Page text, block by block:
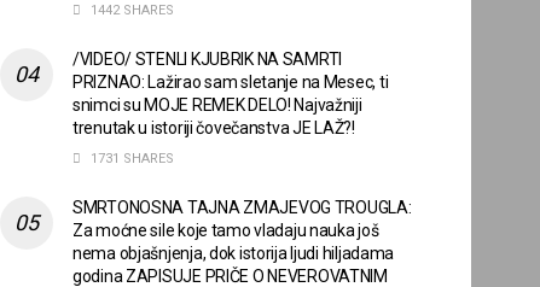
1442 SHARES
/VIDEO/ STENLI KJUBRIK NA SAMRTI
PRIZNAO: Lažirao sam sletanje na Mesec, ti
snimci su MOJE REMEK DELO! Najvažniji
trenutak u istoriji čovečanstva JE LAŽ?!
1731 SHARES
SMRTONOSNA TAJNA ZMAJEVOG TROUGLA:
Za moćne sile koje tamo vladaju nauka još
nema objašnjenja, dok istorija ljudi hiljadama
godina ZAPISUJE PRIČE O NEVEROVATNIM